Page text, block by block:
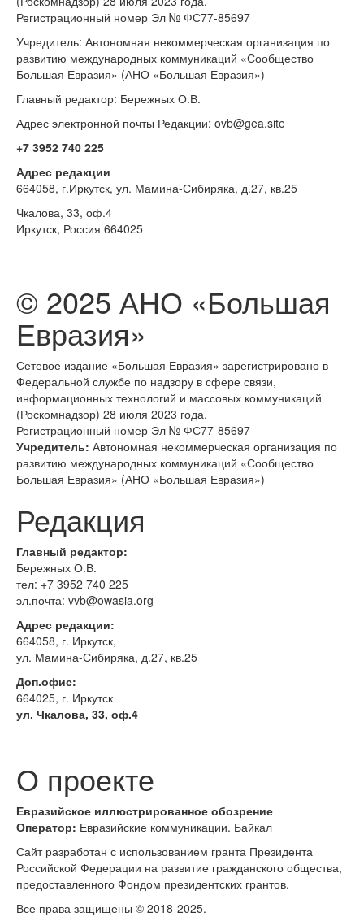
Регистрационный номер Эл № ФС77-85697
Учредитель: Автономная некоммерческая организация по
развитию международных коммуникаций «Сообщество
Большая Евразия» (АНО «Большая Евразия»)
Главный редактор: Бережных О.В.
Адрес электронной почты Редакции: ovb@gea.site
+7 3952 740 225
Адрес редакции
664058, г.Иркутск, ул. Мамина-Сибиряка, д.27, кв.25
Чкалова, 33, оф.4
Иркутск, Россия 664025
© 2025 АНО «Большая
Евразия»
Сетевое издание «Большая Евразия» зарегистрировано в
Федеральной службе по надзору в сфере связи,
информационных технологий и массовых коммуникаций
(Роскомнадзор) 28 июля 2023 года.
Регистрационный номер Эл № ФС77-85697
Учредитель: Автономная некоммерческая организация по
развитию международных коммуникаций «Сообщество
Большая Евразия» (АНО «Большая Евразия»)
Редакция
Главный редактор:
Бережных О.В.
тел: +7 3952 740 225
эл.почта: vvb@owasia.org
Адрес редакции:
664058, г. Иркутск,
ул. Мамина-Сибиряка, д.27, кв.25
Доп.офис:
664025, г. Иркутск
ул. Чкалова, 33, оф.4
О проекте
Евразийское иллюстрированное обозрение
Оператор: Евразийские коммуникации. Байкал
Сайт разработан с использованием гранта Президента
Российской Федерации на развитие гражданского общества,
предоставленного Фондом президентских грантов.
Все права защищены © 2018-2025.